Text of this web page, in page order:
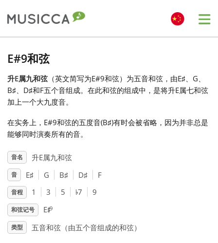
Български
English
Español
E#9和弦
升E属九和弦 （英文简写为E#9和弦）为五音和弦，由E♯、G、
B♯、D♯和F五个音组成。在此和弦的组成中，是将升E属七和弦
加上一个大九度音。
在实务上，E#9和弦的五度音(B♯)有时会被省略，因为并非总是
能够同时演奏所有的音。
音名 升E属九和弦
音 E♯ G B♯ D♯ F
音程 1 3 5 ♭7 9
和弦记号 E♯9
类型 五音和弦（由五个音组成的和弦）